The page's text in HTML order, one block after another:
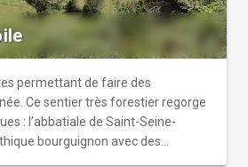
permettant de faire des
Ce sentier très forestier regorge
: l’abbatiale de Saint-Seine-
bourguignon avec des